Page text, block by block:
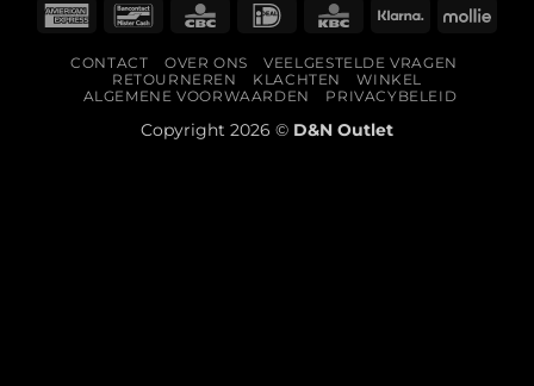
American BancontactCBC IDeal KBC Klarna
CONTACT OVER ONS
VEELGESTELDE VRAGEN
RETOURNEREN
KLACHTEN
WINKEL
ALGEMENE VOORWAARDEN
PRIVACYBELEID
Copyright 2026 © D&N Outlet